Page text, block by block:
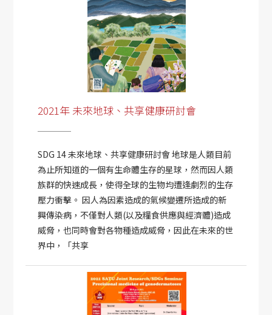
2021年 未來地球、共享健康研討會
SDG 14 未來地球、共享健康研討會 地球是人類目前
為止所知道的一個有生命體生存的星球，然而因人類
族群的快速成長，使得全球的生物均遭逢劇烈的生存
壓力衝擊。 因人為因素造成的氣候變遷所造成的新
興傳染病，不僅對人類(以及糧食供應與經濟體)造成
威脅，也同時會對各物種造成威脅，因此在未來的世
界中，「共享